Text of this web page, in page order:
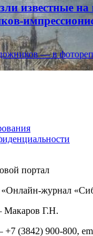
известные на
— в
портал
журнал
Макаров Г.Н.
+7 (3842) 900-800,